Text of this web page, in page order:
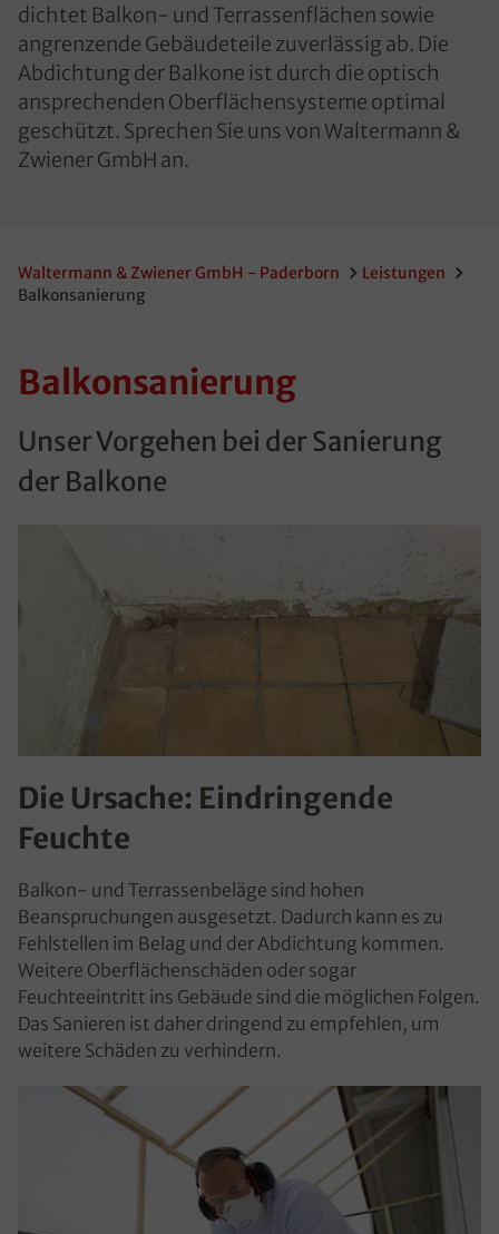
dichtet Balkon- und Terrassenflächen sowie
angrenzende Gebäudeteile zuverlässig ab. Die
Abdichtung der Balkone ist durch die optisch
ansprechenden Oberflächensysteme optimal
geschützt. Sprechen Sie uns von Waltermann &
Zwiener GmbH an.
Waltermann & Zwiener GmbH - Paderborn
Leistungen
Balkonsanierung
Balkonsanierung
Unser Vorgehen bei der Sanierung
der Balkone
Die Ursache: Eindringende
Feuchte
Balkon- und Terrassenbeläge sind hohen
Beanspruchungen ausgesetzt. Dadurch kann es zu
Fehlstellen im Belag und der Abdichtung kommen.
Weitere Oberflächenschäden oder sogar
Feuchteeintritt ins Gebäude sind die möglichen Folgen.
Das Sanieren ist daher dringend zu empfehlen, um
weitere Schäden zu verhindern.